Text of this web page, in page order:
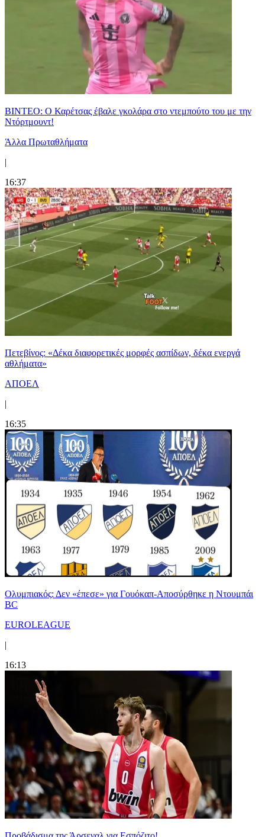
ΒΙΝΤΕΟ: Ο Καρέτσας έβαλε γκολάρα στο ντεμπούτο του με την
Ντόρτμουντ!
Άλλα Πρωταθλήματα
|
16:37
Πετεβίνος: «Δέκα διαφορετικές μορφές ασπίδων, δέκα ενεργά
αθλήματα»
ΑΠΟΕΛ
|
16:35
Ολυμπιακός: Δεν «έπεσε» για Γουόκαπ-Αποσύρθηκε η Ντουμπάι
BC
EUROLEAGUE
|
16:13